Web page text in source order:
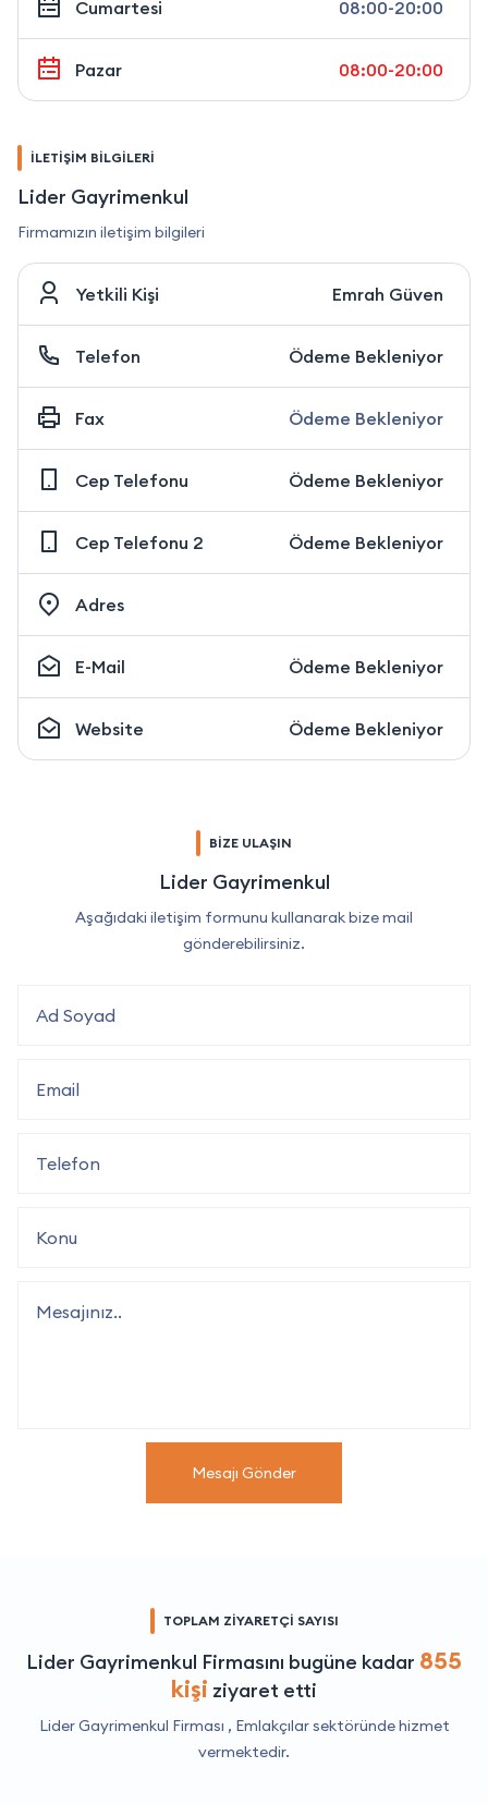
Cumartesi 08:00-20:00
Pazar 08:00-20:00
İLETİŞİM BİLGİLERİ
Lider Gayrimenkul
Firmamızın iletişim bilgileri
Yetkili Kişi Emrah Güven
Telefon Ödeme Bekleniyor
Fax Ödeme Bekleniyor
Cep Telefonu Ödeme Bekleniyor
Cep Telefonu 2 Ödeme Bekleniyor
Adres
E-Mail Ödeme Bekleniyor
Website Ödeme Bekleniyor
BİZE ULAŞIN
Lider Gayrimenkul
Aşağıdaki iletişim formunu kullanarak bize mail
gönderebilirsiniz.
Mesajı Gönder
TOPLAM ZİYARETÇİ SAYISI
Lider Gayrimenkul Firmasını bugüne kadar 855
kişi ziyaret etti
Lider Gayrimenkul Firması , Emlakçılarsektöründe hizmet
vermektedir.